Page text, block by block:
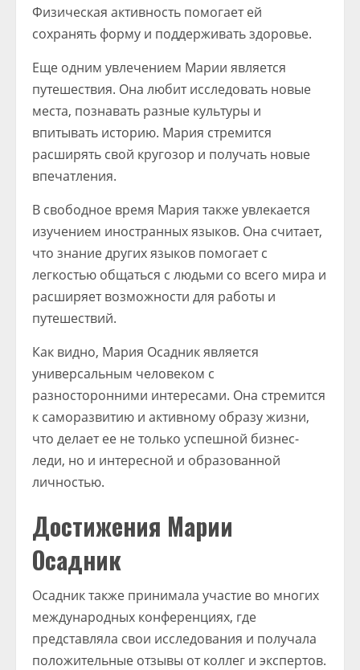
Физическая активность помогает ей
сохранять форму и поддерживать здоровье.
Еще одним увлечением Марии является
путешествия. Она любит исследовать новые
места, познавать разные культуры и
впитывать историю. Мария стремится
расширять свой кругозор и получать новые
впечатления.
В свободное время Мария также увлекается
изучением иностранных языков. Она считает,
что знание других языков помогает с
легкостью общаться с людьми со всего мира и
расширяет возможности для работы и
путешествий.
Как видно, Мария Осадник является
универсальным человеком с
разносторонними интересами. Она стремится
к саморазвитию и активному образу жизни,
что делает ее не только успешной бизнес-
леди, но и интересной и образованной
личностью.
Достижения Марии
Осадник
Осадник также принимала участие во многих
международных конференциях, где
представляла свои исследования и получала
положительные отзывы от коллег и экспертов.